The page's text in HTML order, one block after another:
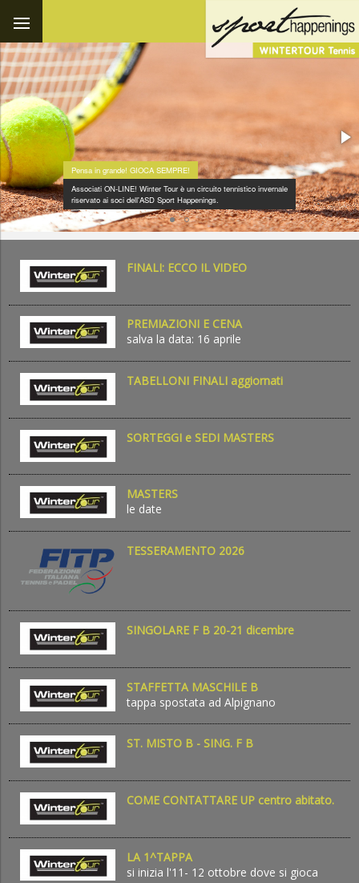
Pensa in grande! GIOCA SEMPRE!
Associati ON-LINE! Winter Tour è un circuito tennistico invernale
riservato ai soci dell'ASD Sport Happenings.
FINALI: ECCO IL VIDEO
PREMIAZIONI E CENA
salva la data: 16 aprile
TABELLONI FINALI aggiornati
SORTEGGI e SEDI MASTERS
MASTERS
le date
TESSERAMENTO 2026
SINGOLARE F B 20-21 dicembre
STAFFETTA MASCHILE B
tappa spostata ad Alpignano
ST. MISTO B - SING. F B
COME CONTATTARE UP centro abitato.
LA 1^TAPPA
si inizia l'11- 12 ottobre dove si gioca